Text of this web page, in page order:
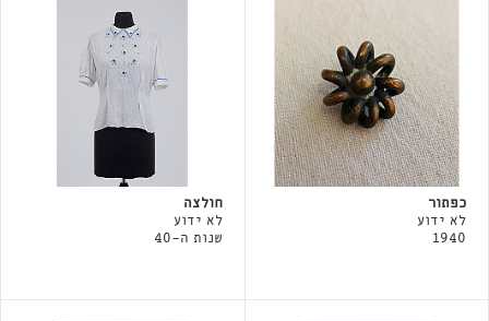
כפתור
לא ידוע
1940
חולצה
לא ידוע
שנות ה-40